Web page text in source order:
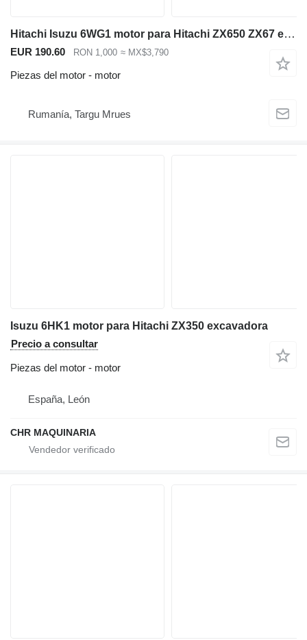
Hitachi Isuzu 6WG1 motor para Hitachi ZX650 ZX67 excavadora
EUR 190.60 RON 1,000 ≈ MX$3,790
Piezas del motor - motor
Rumanía, Targu Mrues
Isuzu 6HK1 motor para Hitachi ZX350 excavadora
Precio a consultar
Piezas del motor - motor
España, León
CHR MAQUINARIA